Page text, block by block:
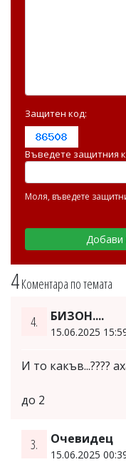
4Коментара по темата
4. БИЗОН....
15.06.2025
И то какъв...????
до 2
3. Очевидец
15.06.2025
Защитен код:
Въведете защитния
Моля, въведете